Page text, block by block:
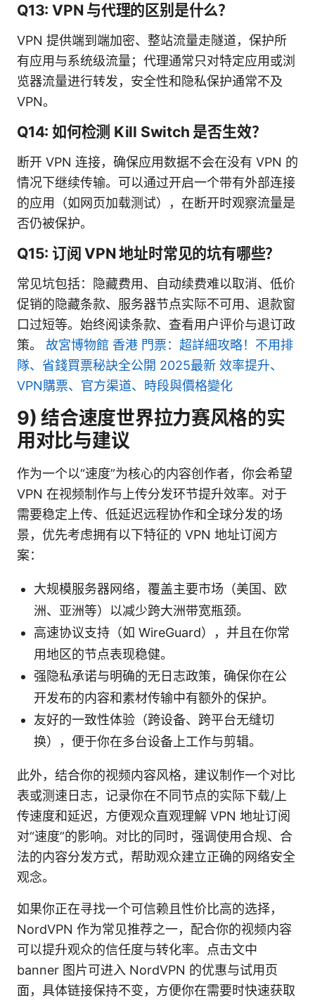
Q13: VPN 与代理的区别是什么？
VPN 提供端到端加密、整站流量走隧道，保护所
有应用与系统级流量；代理通常只对特定应用或浏
览器流量进行转发，安全性和隐私保护通常不及
VPN。
Q14: 如何检测 Kill Switch 是否生效？
断开 VPN 连接，确保应用数据不会在没有 VPN 的
情况下继续传输。可以通过开启一个带有外部连接
的应用（如网页加载测试），在断开时观察流量是
否仍被保护。
Q15: 订阅 VPN 地址时常见的坑有哪些？
常见坑包括：隐藏费用、自动续费难以取消、低价
促销的隐藏条款、服务器节点实际不可用、退款窗
口过短等。始终阅读条款、查看用户评价与退订政
策。 故宮博物館 香港 門票：超詳細攻略！不用排
隊、省錢買票秘訣全公開 2025最新 效率提升、
VPN購票、官方渠道、時段與價格變化
9) 结合速度世界拉力赛风格的实
用对比与建议
作为一个以“速度”为核心的内容创作者，你会希望
VPN 在视频制作与上传分发环节提升效率。对于
需要稳定上传、低延迟远程协作和全球分发的场
景，优先考虑拥有以下特征的 VPN 地址订阅方
案：
大规模服务器网络，覆盖主要市场（美国、欧
洲、亚洲等）以减少跨大洲带宽瓶颈。
高速协议支持（如 WireGuard），并且在你常
用地区的节点表现稳健。
强隐私承诺与明确的无日志政策，确保你在公
开发布的内容和素材传输中有额外的保护。
友好的一致性体验（跨设备、跨平台无缝切
换），便于你在多台设备上工作与剪辑。
此外，结合你的视频内容风格，建议制作一个对比
表或测速日志，记录你在不同节点的实际下载/上
传速度和延迟，方便观众直观理解 VPN 地址订阅
对“速度”的影响。对比的同时，强调使用合规、合
法的内容分发方式，帮助观众建立正确的网络安全
观念。
如果你正在寻找一个可信赖且性价比高的选择，
NordVPN 作为常见推荐之一，配合你的视频内容
可以提升观众的信任度与转化率。点击文中
banner 图片可进入 NordVPN 的优惠与试用页
面，具体链接保持不变，方便你在需要时快速获取